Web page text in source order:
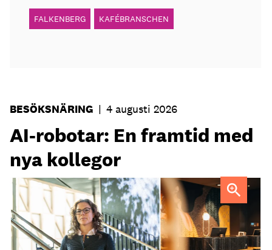
FALKENBERG KAFÉBRANSCHEN
BESÖKSNÄRING | 4 augusti 2026
AI-robotar: En framtid med
nya kollegor
Professor Kristina Palm FOTO: Theresia ViskaFOTO:
Dylan Calluy / Unsplash